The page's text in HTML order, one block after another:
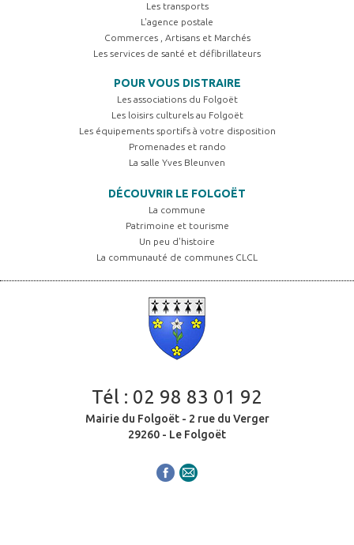
Les transports
L'agence postale
Commerces , Artisans et Marchés
Les services de santé et défibrillateurs
POUR VOUS DISTRAIRE
Les associations du Folgoët
Les loisirs culturels au Folgoët
Les équipements sportifs à votre disposition
Promenades et rando
La salle Yves Bleunven
DÉCOUVRIR LE FOLGOËT
La commune
Patrimoine et tourisme
Un peu d'histoire
La communauté de communes CLCL
Tél : 02 98 83 01 92
Mairie du Folgoët - 2 rue du Verger
29260 - Le Folgoët